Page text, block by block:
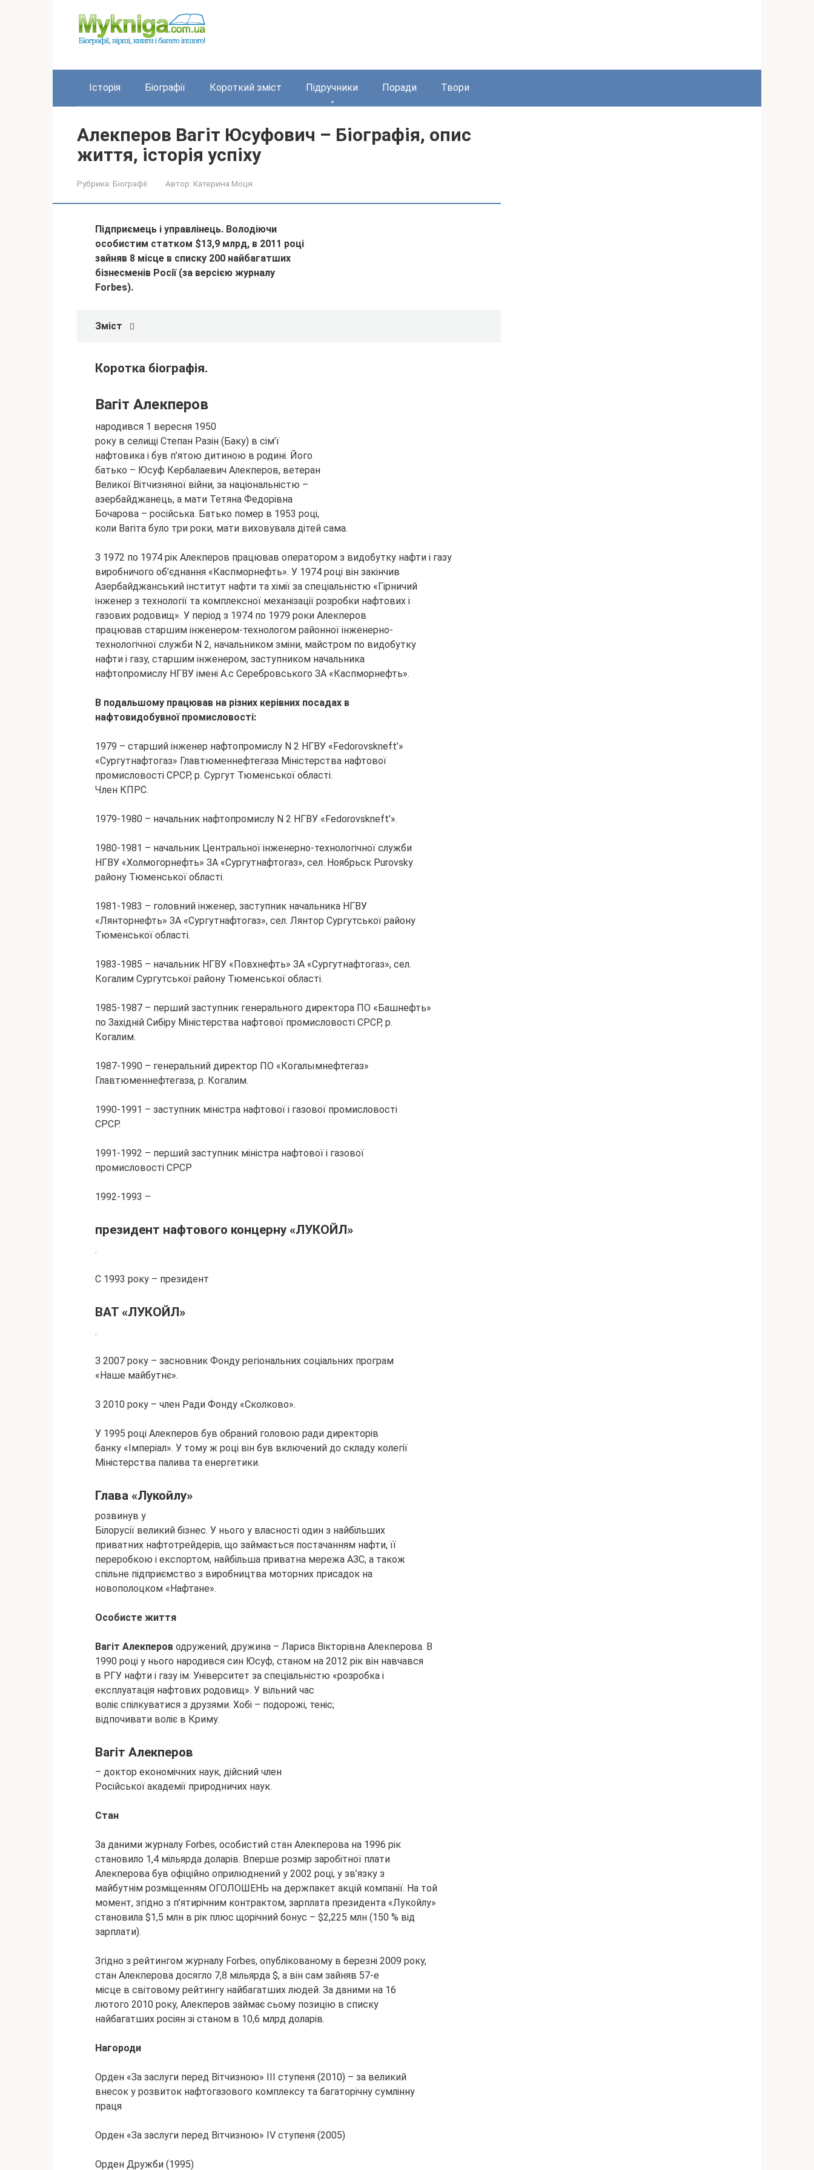
Історія Біографії Короткий зміст Підручники Поради Твори
Алекперов Вагіт Юсуфович – Біографія, опис
життя, історія успіху
Рубрика: Біографії Автор: Катерина Моця
Підприємець і управлінець. Володіючи
особистим статком $13,9 млрд, в 2011 році
зайняв 8 місце в списку 200 найбагатших
бізнесменів Росії (за версією журналу
Forbes).
Зміст
Коротка біографія.
Вагіт Алекперов
народився 1 вересня 1950
року в селищі Степан Разін (Баку) в сім’ї
нафтовика і був п’ятою дитиною в родині. Його
батько – Юсуф Кербалаевич Алекперов, ветеран
Великої Вітчизняної війни, за національністю –
азербайджанець, а мати Тетяна Федорівна
Бочарова – російська. Батько помер в 1953 році,
коли Вагіта було три роки, мати виховувала дітей сама.
З 1972 по 1974 рік Алекперов працював оператором з видобутку нафти і газу
виробничого об’єднання «Каспморнефть». У 1974 році він закінчив
Азербайджанський інститут нафти та хімії за спеціальністю «Гірничий
інженер з технології та комплексної механізації розробки нафтових і
газових родовищ». У період з 1974 по 1979 роки Алекперов
працював старшим інженером-технологом районної інженерно-
технологічної служби N 2, начальником зміни, майстром по видобутку
нафти і газу, старшим інженером, заступником начальника
нафтопромислу НГВУ імені А.с Серебровського ЗА «Каспморнефть».
В подальшому працював на різних керівних посадах в
нафтовидобувної промисловості:
1979 – старший інженер нафтопромислу N 2 НГВУ «Fedorovskneft’»
«Сургутнафтогаз» Главтюменнефтегаза Міністерства нафтової
промисловості СРСР, р. Сургут Тюменської області.
Член КПРС.
1979-1980 – начальник нафтопромислу N 2 НГВУ «Fedorovskneft’».
1980-1981 – начальник Центральної інженерно-технологічної служби
НГВУ «Холмогорнефть» ЗА «Сургутнафтогаз», сел. Ноябрьск Purovsky
району Тюменської області.
1981-1983 – головний інженер, заступник начальника НГВУ
«Лянторнефть» ЗА «Сургутнафтогаз», сел. Лянтор Сургутської району
Тюменської області.
1983-1985 – начальник НГВУ «Повхнефть» ЗА «Сургутнафтогаз», сел.
Когалим Сургутської району Тюменської області.
1985-1987 – перший заступник генерального директора ПО «Башнефть»
по Західній Сибіру Міністерства нафтової промисловості СРСР, р.
Когалим.
1987-1990 – генеральний директор ПО «Когалымнефтегаз»
Главтюменнефтегаза, р. Когалим.
1990-1991 – заступник міністра нафтової і газової промисловості
СРСР.
1991-1992 – перший заступник міністра нафтової і газової
промисловості СРСР
1992-1993 –
президент нафтового концерну «ЛУКОЙЛ»
.
C 1993 року – президент
ВАТ «ЛУКОЙЛ»
.
З 2007 року – засновник Фонду регіональних соціальних програм
«Наше майбутнє».
З 2010 року – член Ради Фонду «Сколково».
У 1995 році Алекперов був обраний головою ради директорів
банку «Імперіал». У тому ж році він був включений до складу колегії
Міністерства палива та енергетики.
Глава «Лукойлу»
розвинув у
Білорусії великий бізнес. У нього у власності один з найбільших
приватних нафтотрейдерів, що займається постачанням нафти, її
переробкою і експортом, найбільша приватна мережа АЗС, а також
спільне підприємство з виробництва моторних присадок на
новополоцком «Нафтане».
Особисте життя
Вагіт Алекперов одружений, дружина – Лариса Вікторівна Алекперова. В
1990 році у нього народився син Юсуф, станом на 2012 рік він навчався
в РГУ нафти і газу ім. Університет за спеціальністю «розробка і
експлуатація нафтових родовищ». У вільний час
воліє спілкуватися з друзями. Хобі – подорожі, теніс;
відпочивати воліє в Криму.
Вагіт Алекперов
– доктор економічних наук, дійсний член
Російської академії природничих наук.
Стан
За даними журналу Forbes, особистий стан Алекперова на 1996 рік
становило 1,4 мільярда доларів. Вперше розмір заробітної плати
Алекперова був офіційно оприлюднений у 2002 році, у зв’язку з
майбутнім розміщенням ОГОЛОШЕНЬ на держпакет акцій компанії. На той
момент, згідно з п’ятирічним контрактом, зарплата президента «Лукойлу»
становила $1,5 млн в рік плюс щорічний бонус – $2,225 млн (150 % від
зарплати).
Згідно з рейтингом журналу Forbes, опублікованому в березні 2009 року,
стан Алекперова досягло 7,8 мільярда $, а він сам зайняв 57-е
місце в світовому рейтингу найбагатших людей. За даними на 16
лютого 2010 року, Алекперов займає сьому позицію в списку
найбагатших росіян зі станом в 10,6 млрд доларів.
Нагороди
Орден «За заслуги перед Вітчизною» III ступеня (2010) – за великий
внесок у розвиток нафтогазового комплексу та багаторічну сумлінну
праця
Орден «За заслуги перед Вітчизною» IV ступеня (2005)
Орден Дружби (1995)